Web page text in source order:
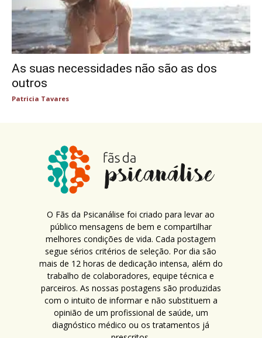
As suas necessidades não são as dos
outros
Patricia Tavares
O Fãs da Psicanálise foi criado para levar ao
público mensagens de bem e compartilhar
melhores condições de vida. Cada postagem
segue sérios critérios de seleção. Por dia são
mais de 12 horas de dedicação intensa, além do
trabalho de colaboradores, equipe técnica e
parceiros. As nossas postagens são produzidas
com o intuito de informar e não substituem a
opinião de um profissional de saúde, um
diagnóstico médico ou os tratamentos já